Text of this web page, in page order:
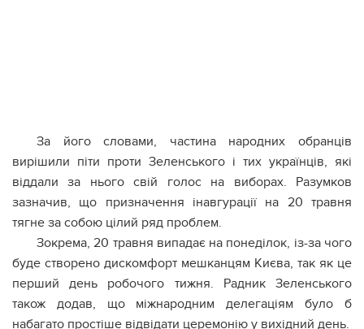
За його словами, частина народних обранців
вирішили піти проти Зеленського і тих українців, які
віддали за нього свій голос на виборах. Разумков
зазначив, що призначення інавгурації на 20 травня
тягне за собою цілий ряд проблем.
Зокрема, 20 травня випадає на понеділок, із-за чого
буде створено дискомфорт мешканцям Києва, так як це
перший день робочого тижня. Радник Зеленського
також додав, що міжнародним делегаціям було б
набагато простіше відвідати церемонію у вихідний день.